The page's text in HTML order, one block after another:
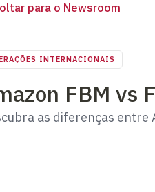
para o Newsroom
INTERNACIONAIS
FBM vs
as diferenças entre